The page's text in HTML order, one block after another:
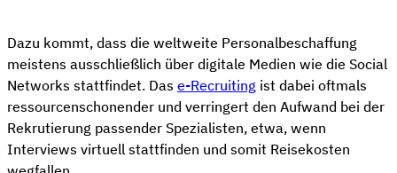
Dazu kommt, dass die weltweite Personalbeschaffung
meistens ausschließlich über digitale Medien wie die Social
Networks stattfindet. Das e-Recruiting ist dabei oftmals
ressourcenschonender und verringert den Aufwand bei der
Rekrutierung passender Spezialisten, etwa, wenn
Interviews virtuell stattfinden und somit Reisekosten